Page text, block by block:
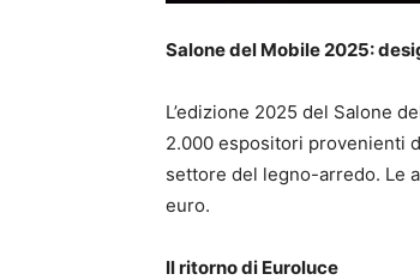
Salone del Mobile 2025:
L’edizione 2025 del Salone
2.000 espositori provenienti
settore del legno-arredo. Le
euro.
Il ritorno di Euroluce